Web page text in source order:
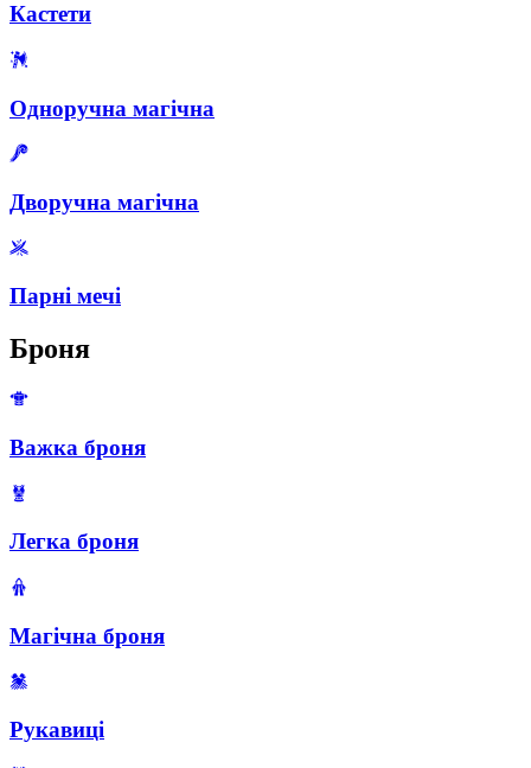
Кастети
Одноручна магічна
Дворучна магічна
Парні мечі
Броня
Важка броня
Легка броня
Магічна броня
Рукавиці